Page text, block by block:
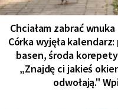
Chciałam zabrać
Córka wyjęła
basen, środa
„Znajdę ci jakieś
odwołają."